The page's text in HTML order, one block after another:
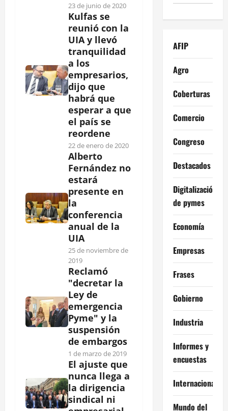
23 de junio de 2020
Kulfas se
reunió con la
UIA y llevó
tranquilidad
a los
empresarios,
dijo que
habrá que
esperar a que
el país se
reordene
22 de enero de 2020
Alberto
Fernández no
estará
presente en
la
conferencia
anual de la
UIA
25 de noviembre de
2019
Reclamó
"decretar la
Ley de
emergencia
Pyme" y la
suspensión
de embargos
1 de marzo de 2019
El ajuste que
nunca llega a
la dirigencia
sindical ni
AFIP
Agro
Coberturas
Comercio
Congreso
Destacados
Digitalización
de pymes
Economía
Empresas
Frases
Gobierno
Industria
Informes y
encuestas
Internacional
Mundo del